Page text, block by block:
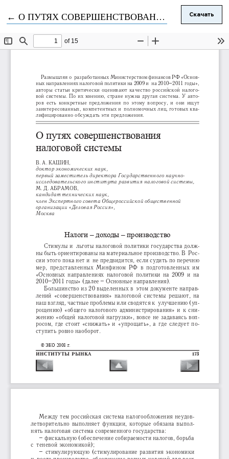
←Вернуться к Подробностям о статье
О ПУТЯХ СОВЕРШЕНСТВОВАНИЯ НАЛОГОВОЙ СИСТЕМЫ Скачать